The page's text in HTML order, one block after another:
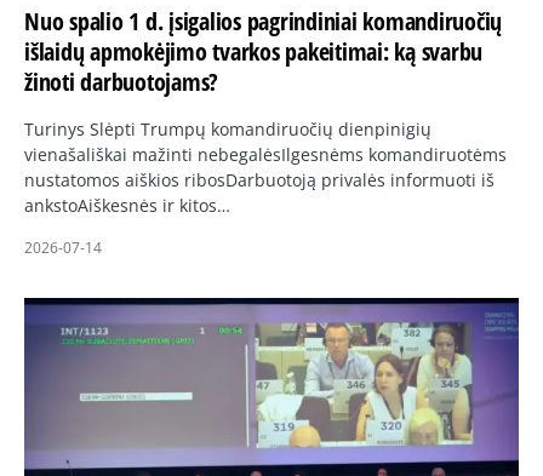
Nuo spalio 1 d. įsigalios pagrindiniai komandiruočių
išlaidų apmokėjimo tvarkos pakeitimai: ką svarbu
žinoti darbuotojams?
Turinys Slėpti Trumpų komandiruočių dienpinigių
vienašališkai mažinti nebegalėsIlgesnėms komandiruotėms
nustatomos aiškios ribosDarbuotoją privalės informuoti iš
ankstoAiškesnės ir kitos…
2026-07-14